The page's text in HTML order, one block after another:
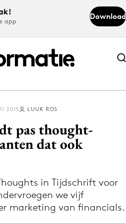
app
Download
Abonneer nu
Abonneer nu
via de Adformatie
app
2015 LUUK ROS
pas thought-
dat ook
in Tijdschrift voor
we vijf
marketing van financials.